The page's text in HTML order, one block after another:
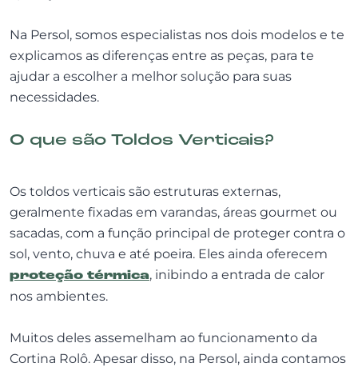
Na Persol, somos especialistas nos dois modelos e te
explicamos as diferenças entre as peças, para te
ajudar a escolher a melhor solução para suas
necessidades.
O que são Toldos Verticais?
Os toldos verticais são estruturas externas,
geralmente fixadas em varandas, áreas gourmet ou
sacadas, com a função principal de proteger contra o
sol, vento, chuva e até poeira. Eles ainda oferecem
proteção térmica, inibindo a entrada de calor
nos ambientes.
Muitos deles assemelham ao funcionamento da
Cortina Rolô. Apesar disso, na Persol, ainda contamos